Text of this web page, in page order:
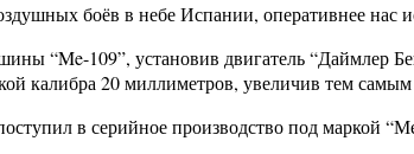
боёв в небе Испании, оперативнее нас
“Me-109”, установив двигатель “Даймлер
калибра 20 миллиметров, увеличив тем
в серийное производство под маркой